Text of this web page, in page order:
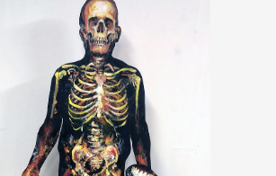
Équipe
Partenaires
Crédits